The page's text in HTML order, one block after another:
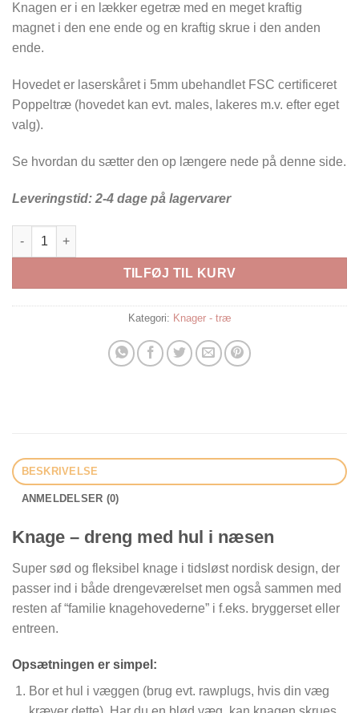
Knagen er i en lækker egetræ med en meget kraftig
magnet i den ene ende og en kraftig skrue i den anden
ende.
Hovedet er laserskåret i 5mm ubehandlet FSC certificeret
Poppeltræ (hovedet kan evt. males, lakeres m.v. efter eget
valg).
Se hvordan du sætter den op længere nede på denne side.
Leveringstid: 2-4 dage på lagervarer
Knage - dreng med hul i næsen antal
TILFØJ TIL KURV
Kategori: Knager - træ
BESKRIVELSE
ANMELDELSER (0)
Knage – dreng med hul i næsen
Super sød og fleksibel knage i tidsløst nordisk design, der
passer ind i både drengeværelset men også sammen med
resten af “familie knagehovederne” i f.eks. bryggerset eller
entreen.
Opsætningen er simpel:
Bor et hul i væggen (brug evt. rawplugs, hvis din væg